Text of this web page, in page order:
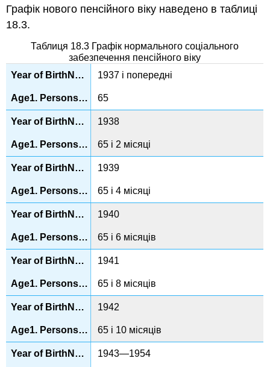
Графік нового пенсійного віку наведено в таблиці
18.3.
Таблиця 18.3 Графік нормального соціального
забезпечення пенсійного віку
1937 і попередні
65
1938
65 і 2 місяці
1939
65 і 4 місяці
1940
65 і 6 місяців
1941
65 і 8 місяців
1942
65 і 10 місяців
1943—1954